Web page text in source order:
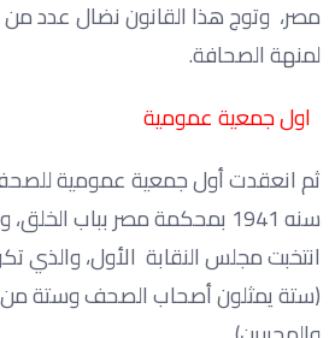
مصر، وتوج هذا القانون نضال عدد
لمنهة الصحافة.
اول جمعية عمومية
سنه 1941 بمحكمة مصر بباب
(ستة يمثلون أصحاب الصحف وستة من